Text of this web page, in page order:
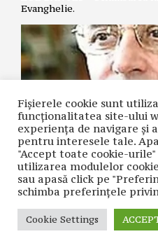
Evanghelie.
NICOLAE GRIGORIE
diagnostice false și
Fișierele cookie sunt
funcţionalitatea site-ului
experienţa de navigare şi
pentru interesele tale.
"Accept toate cookie-
utilizarea modulelor
sau apasă click pe
schimba preferinţele
Cookie Settings